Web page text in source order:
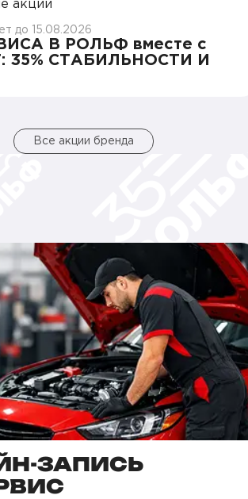
до 15.08.2026
В РОЛЬФ вместе с
35% СТАБИЛЬНОСТИ И
Все акции бренда
ЗАПИСЬ